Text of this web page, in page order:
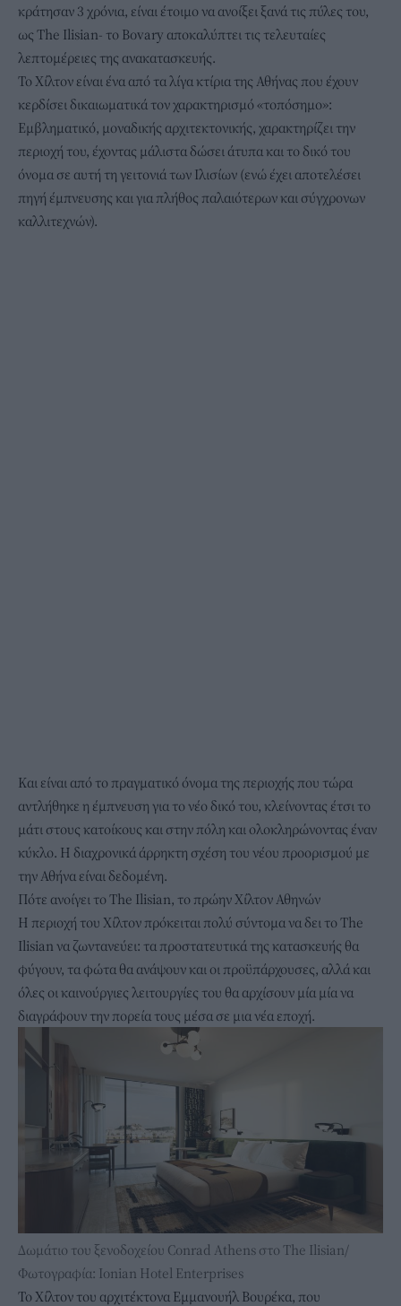
κράτησαν 3 χρόνια, είναι έτοιμο να ανοίξει ξανά τις πύλες του,
ως The Ilisian- το Bovary αποκαλύπτει τις τελευταίες
λεπτομέρειες της ανακατασκευής.
Το Χίλτον είναι ένα από τα λίγα κτίρια της Αθήνας που έχουν
κερδίσει δικαιωματικά τον χαρακτηρισμό «τοπόσημο»:
Εμβληματικό, μοναδικής αρχιτεκτονικής, χαρακτηρίζει την
περιοχή του, έχοντας μάλιστα δώσει άτυπα και το δικό του
όνομα σε αυτή τη γειτονιά των Ιλισίων (ενώ έχει αποτελέσει
πηγή έμπνευσης και για πλήθος παλαιότερων και σύγχρονων
καλλιτεχνών).
Και είναι από το πραγματικό όνομα της περιοχής που τώρα
αντλήθηκε η έμπνευση για το νέο δικό του, κλείνοντας έτσι το
μάτι στους κατοίκους και στην πόλη και ολοκληρώνοντας έναν
κύκλο. Η διαχρονικά άρρηκτη σχέση του νέου προορισμού με
την Αθήνα είναι δεδομένη.
Πότε ανοίγει το The Ilisian, το πρώην Χίλτον Αθηνών
Η περιοχή του Χίλτον πρόκειται πολύ σύντομα να δει το The
Ilisian να ζωντανεύει: τα προστατευτικά της κατασκευής θα
φύγουν, τα φώτα θα ανάψουν και οι προϋπάρχουσες, αλλά και
όλες οι καινούργιες λειτουργίες του θα αρχίσουν μία μία να
διαγράφουν την πορεία τους μέσα σε μια νέα εποχή.
Δωμάτιο του ξενοδοχείου Conrad Athens στο The Ilisian/
Φωτογραφία: Ionian Hotel Enterprises
Το Χίλτον του αρχιτέκτονα Εμμανουήλ Βουρέκα, που